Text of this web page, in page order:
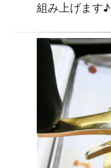
組み上げます♪